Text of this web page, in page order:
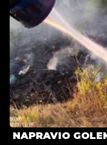
NAPRAVIO